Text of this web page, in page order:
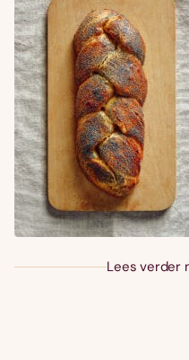
Lees verder